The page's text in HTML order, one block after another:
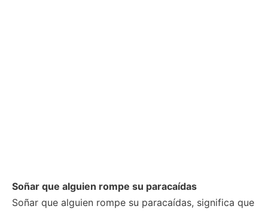
Soñar que alguien rompe su paracaídas
Soñar que alguien rompe su paracaídas, significa que